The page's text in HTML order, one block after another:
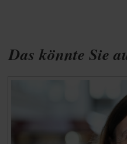
Das könnte Sie